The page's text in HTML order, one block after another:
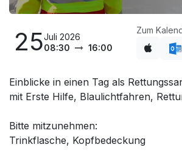
25Juli 2026
08:30
16:00
Zum
Einblicke in einen Tag als
mit Erste Hilfe, Blaulichtfahren,
Bitte mitzunehmen:
Trinkflasche, Kopfbedeckung